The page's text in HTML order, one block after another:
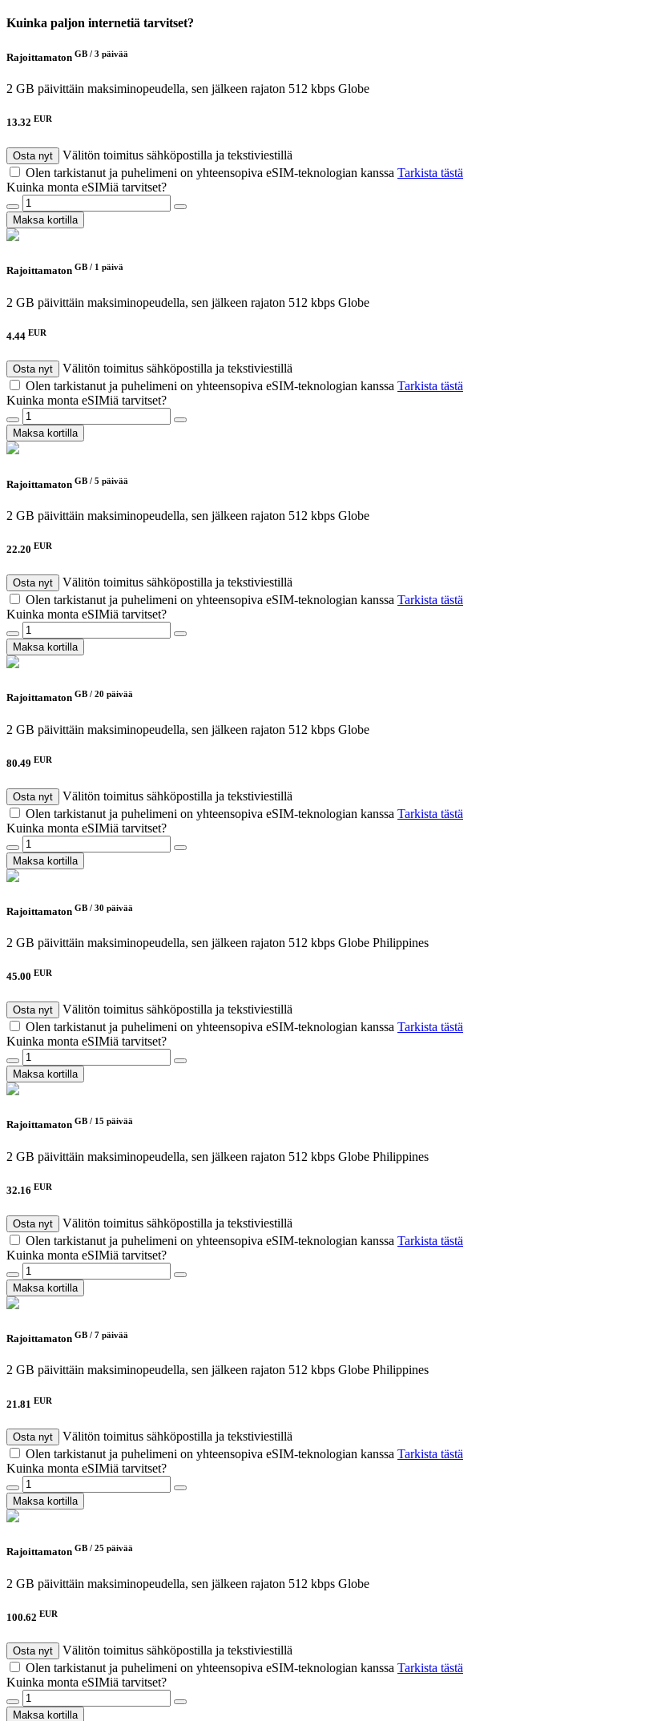
Kuinka paljon internetiä tarvitset?
Rajoittamaton GB / 3 päivää
2 GB päivittäin maksiminopeudella, sen jälkeen rajaton 512 kbps Globe
13.32 EUR
Osta nyt
Välitön toimitus sähköpostilla ja tekstiviestillä
Olen tarkistanut ja puhelimeni on yhteensopiva eSIM-teknologian kanssa Tarkista tästä
Kuinka monta eSIMiä tarvitset?
Maksa kortilla
Rajoittamaton GB / 1 päivä
2 GB päivittäin maksiminopeudella, sen jälkeen rajaton 512 kbps Globe
4.44 EUR
Osta nyt
Välitön toimitus sähköpostilla ja tekstiviestillä
Olen tarkistanut ja puhelimeni on yhteensopiva eSIM-teknologian kanssa Tarkista tästä
Kuinka monta eSIMiä tarvitset?
Maksa kortilla
Rajoittamaton GB / 5 päivää
2 GB päivittäin maksiminopeudella, sen jälkeen rajaton 512 kbps Globe
22.20 EUR
Osta nyt
Välitön toimitus sähköpostilla ja tekstiviestillä
Olen tarkistanut ja puhelimeni on yhteensopiva eSIM-teknologian kanssa Tarkista tästä
Kuinka monta eSIMiä tarvitset?
Maksa kortilla
Rajoittamaton GB / 20 päivää
2 GB päivittäin maksiminopeudella, sen jälkeen rajaton 512 kbps Globe
80.49 EUR
Osta nyt
Välitön toimitus sähköpostilla ja tekstiviestillä
Olen tarkistanut ja puhelimeni on yhteensopiva eSIM-teknologian kanssa Tarkista tästä
Kuinka monta eSIMiä tarvitset?
Maksa kortilla
Rajoittamaton GB / 30 päivää
2 GB päivittäin maksiminopeudella, sen jälkeen rajaton 512 kbps Globe Philippines
45.00 EUR
Osta nyt
Välitön toimitus sähköpostilla ja tekstiviestillä
Olen tarkistanut ja puhelimeni on yhteensopiva eSIM-teknologian kanssa Tarkista tästä
Kuinka monta eSIMiä tarvitset?
Maksa kortilla
Rajoittamaton GB / 15 päivää
2 GB päivittäin maksiminopeudella, sen jälkeen rajaton 512 kbps Globe Philippines
32.16 EUR
Osta nyt
Välitön toimitus sähköpostilla ja tekstiviestillä
Olen tarkistanut ja puhelimeni on yhteensopiva eSIM-teknologian kanssa Tarkista tästä
Kuinka monta eSIMiä tarvitset?
Maksa kortilla
Rajoittamaton GB / 7 päivää
2 GB päivittäin maksiminopeudella, sen jälkeen rajaton 512 kbps Globe Philippines
21.81 EUR
Osta nyt
Välitön toimitus sähköpostilla ja tekstiviestillä
Olen tarkistanut ja puhelimeni on yhteensopiva eSIM-teknologian kanssa Tarkista tästä
Kuinka monta eSIMiä tarvitset?
Maksa kortilla
Rajoittamaton GB / 25 päivää
2 GB päivittäin maksiminopeudella, sen jälkeen rajaton 512 kbps Globe
100.62 EUR
Osta nyt
Välitön toimitus sähköpostilla ja tekstiviestillä
Olen tarkistanut ja puhelimeni on yhteensopiva eSIM-teknologian kanssa Tarkista tästä
Kuinka monta eSIMiä tarvitset?
Maksa kortilla